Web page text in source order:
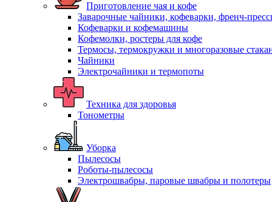
Приготовление чая и кофе
Заварочные чайники, кофеварки, френч-
Кофеварки и кофемашины
Кофемолки, ростеры для кофе
Термосы, термокружки и многоразовые
Чайники
Электрочайники и термопоты
Техника для здоровья
Тонометры
Уборка
Пылесосы
Роботы-пылесосы
Электрошвабры, паровые швабры и полотеры